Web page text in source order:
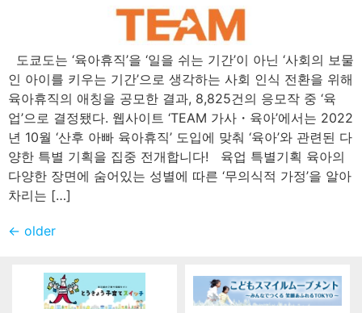
도쿄도는 ‘육아휴직’을 ‘일을 쉬는 기간’이 아닌 ‘사회의 보물
인 아이를 키우는 기간’으로 생각하는 사회 인식 전환을 위해
육아휴직의 애칭을 공모한 결과, 8,825건의 응모작 중 ‘육
업’으로 결정됐다. 웹사이트 ‘TEAM 가사・육아’에서는 2022
년 10월 ‘산후 아빠 육아휴직’ 도입에 맞춰 ‘육아’와 관련된 다
양한 특별 기획을 집중 전개합니다! 육업 특별기획 육아의
다양한 장면에 숨어있는 성별에 따른 ‘무의식적 가정’을 알아
차리는 […]
← older